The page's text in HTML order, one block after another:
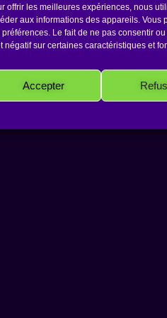
offrir les meilleures expériences, nous
aux informations des appareils. Vous
préférences. Le fait de ne pas consentir
négatif sur certaines caractéristiques et
Accepter